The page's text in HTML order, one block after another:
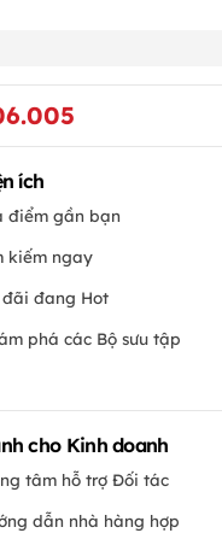
ích
điểm gần bạn
kiếm ngay
đãi đang Hot
phá các Bộ sưu tập
cho Kinh doanh
tâm hỗ trợ Đối tác
dẫn nhà hàng hợp